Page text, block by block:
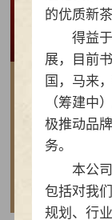
2026-07-30
做实亲民茶
下2026新茶饮
查看详情
的优质新
得益
展，目前
国，马来
（筹建中
极推动品
务。
本公
包括对我
规划、行